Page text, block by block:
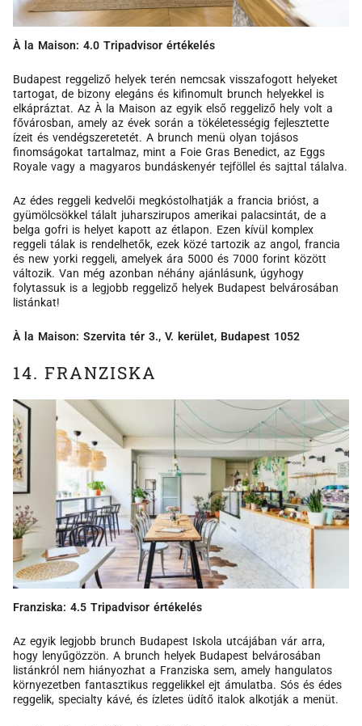
À la Maison: 4.0 Tripadvisor értékelés
Budapest reggeliző helyek terén nemcsak visszafogott helyeket
tartogat, de bizony elegáns és kifinomult brunch helyekkel is
elkápráztat. Az À la Maison az egyik első reggeliző hely volt a
fővárosban, amely az évek során a tökéletességig fejlesztette
ízeit és vendégszeretetét. A brunch menü olyan tojásos
finomságokat tartalmaz, mint a Foie Gras Benedict, az Eggs
Royale vagy a magyaros bundáskenyér tejföllel és sajttal tálalva.
Az édes reggeli kedvelői megkóstolhatják a francia brióst, a
gyümölcsökkel tálalt juharszirupos amerikai palacsintát, de a
belga gofri is helyet kapott az étlapon. Ezen kívül komplex
reggeli tálak is rendelhetők, ezek közé tartozik az angol, francia
és new yorki reggeli, amelyek ára 5000 és 7000 forint között
változik. Van még azonban néhány ajánlásunk, úgyhogy
folytassuk is a legjobb reggeliző helyek Budapest belvárosában
listánkat!
À la Maison: Szervita tér 3., V. kerület, Budapest 1052
14. FRANZISKA
Franziska: 4.5 Tripadvisor értékelés
Az egyik legjobb brunch Budapest Iskola utcájában vár arra,
hogy lenyűgözzön. A brunch helyek Budapest belvárosában
listánkról nem hiányozhat a Franziska sem, amely hangulatos
környezetben fantasztikus reggelikkel ejt ámulatba. Sós és édes
reggelik, specialty kávé, és ízletes üdítő italok alkotják a menüt.